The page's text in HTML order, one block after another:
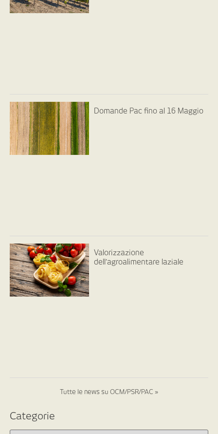
Domande Pac fino al 16 Maggio
Valorizzazione
dell’agroalimentare laziale
Tutte le news su OCM/PSR/PAC »
Categorie